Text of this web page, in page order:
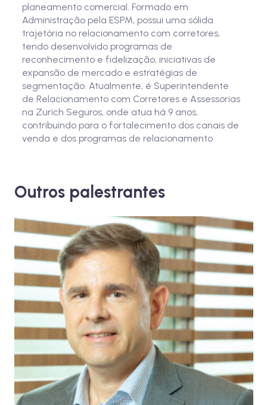
planeamento comercial. Formado em
Administração pela ESPM, possui uma sólida
trajetória no relacionamento com corretores,
tendo desenvolvido programas de
reconhecimento e fidelização, iniciativas de
expansão de mercado e estratégias de
segmentação. Atualmente, é Superintendente
de Relacionamento com Corretores e Assessorias
na Zurich Seguros, onde atua há 9 anos,
contribuindo para o fortalecimento dos canais de
venda e dos programas de relacionamento
Outros palestrantes